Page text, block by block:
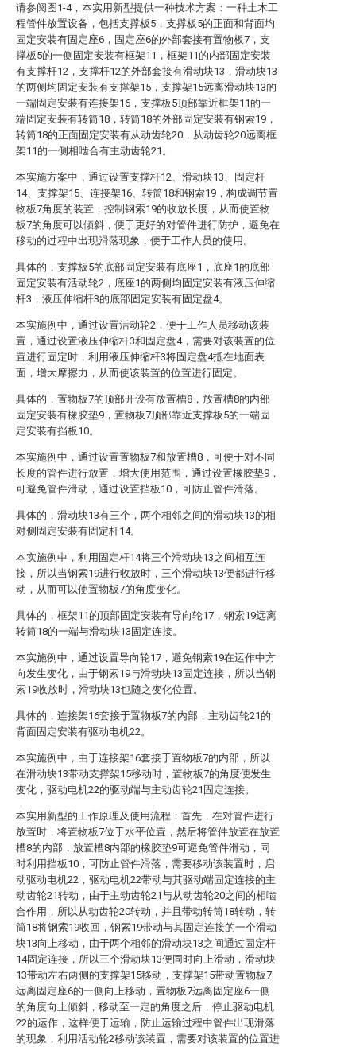
请参阅图1-4，本实用新型提供一种技术方案：一种土木工
程管件放置设备，包括支撑板5，支撑板5的正面和背面均
固定安装有固定座6，固定座6的外部套接有置物板7，支
撑板5的一侧固定安装有框架11，框架11的内部固定安装
有支撑杆12，支撑杆12的外部套接有滑动块13，滑动块13
的两侧均固定安装有支撑架15，支撑架15远离滑动块13的
一端固定安装有连接架16，支撑板5顶部靠近框架11的一
端固定安装有转筒18，转筒18的外部固定安装有钢索19，
转筒18的正面固定安装有从动齿轮20，从动齿轮20远离框
架11的一侧相啮合有主动齿轮21。
本实施方案中，通过设置支撑杆12、滑动块13、固定杆
14、支撑架15、连接架16、转筒18和钢索19，构成调节置
物板7角度的装置，控制钢索19的收放长度，从而使置物
板7的角度可以倾斜，便于更好的对管件进行防护，避免在
移动的过程中出现滑落现象，便于工作人员的使用。
具体的，支撑板5的底部固定安装有底座1，底座1的底部
固定安装有活动轮2，底座1的两侧均固定安装有液压伸缩
杆3，液压伸缩杆3的底部固定安装有固定盘4。
本实施例中，通过设置活动轮2，便于工作人员移动该装
置，通过设置液压伸缩杆3和固定盘4，需要对该装置的位
置进行固定时，利用液压伸缩杆3将固定盘4抵在地面表
面，增大摩擦力，从而使该装置的位置进行固定。
具体的，置物板7的顶部开设有放置槽8，放置槽8的内部
固定安装有橡胶垫9，置物板7顶部靠近支撑板5的一端固
定安装有挡板10。
本实施例中，通过设置置物板7和放置槽8，可便于对不同
长度的管件进行放置，增大使用范围，通过设置橡胶垫9，
可避免管件滑动，通过设置挡板10，可防止管件滑落。
具体的，滑动块13有三个，两个相邻之间的滑动块13的相
对侧固定安装有固定杆14。
本实施例中，利用固定杆14将三个滑动块13之间相互连
接，所以当钢索19进行收放时，三个滑动块13便都进行移
动，从而可以使置物板7的角度变化。
具体的，框架11的顶部固定安装有导向轮17，钢索19远离
转筒18的一端与滑动块13固定连接。
本实施例中，通过设置导向轮17，避免钢索19在运作中方
向发生变化，由于钢索19与滑动块13固定连接，所以当钢
索19收放时，滑动块13也随之变化位置。
具体的，连接架16套接于置物板7的内部，主动齿轮21的
背面固定安装有驱动电机22。
本实施例中，由于连接架16套接于置物板7的内部，所以
在滑动块13带动支撑架15移动时，置物板7的角度便发生
变化，驱动电机22的驱动端与主动齿轮21固定连接。
本实用新型的工作原理及使用流程：首先，在对管件进行
放置时，将置物板7位于水平位置，然后将管件放置在放置
槽8的内部，放置槽8内部的橡胶垫9可避免管件滑动，同
时利用挡板10，可防止管件滑落，需要移动该装置时，启
动驱动电机22，驱动电机22带动与其驱动端固定连接的主
动齿轮21转动，由于主动齿轮21与从动齿轮20之间的相啮
合作用，所以从动齿轮20转动，并且带动转筒18转动，转
筒18将钢索19收回，钢索19带动与其固定连接的一个滑动
块13向上移动，由于两个相邻的滑动块13之间通过固定杆
14固定连接，所以三个滑动块13便同时向上滑动，滑动块
13带动左右两侧的支撑架15移动，支撑架15带动置物板7
远离固定座6的一侧向上移动，置物板7远离固定座6一侧
的角度向上倾斜，移动至一定的角度之后，停止驱动电机
22的运作，这样便于运输，防止运输过程中管件出现滑落
的现象，利用活动轮2移动该装置，需要对该装置的位置进